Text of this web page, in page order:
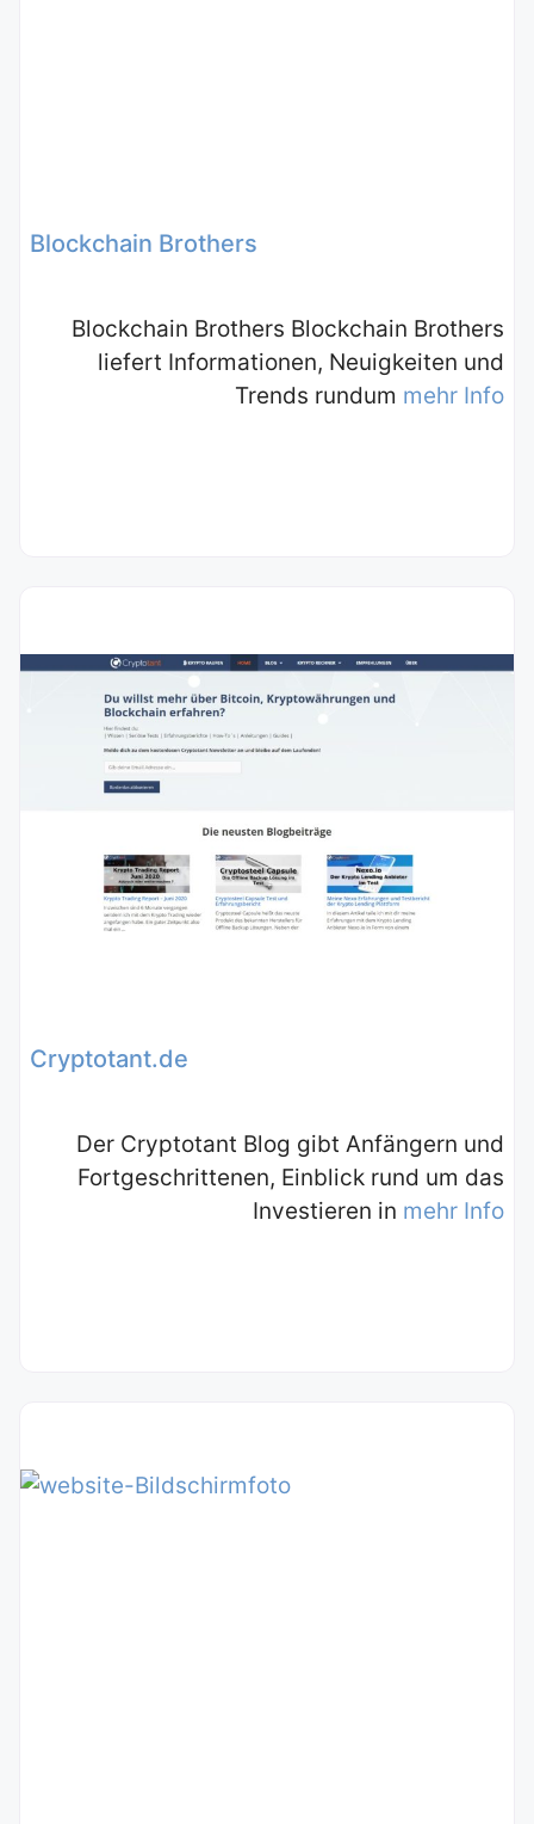
Blockchain Brothers
Blockchain Brothers Blockchain Brothers
liefert Informationen, Neuigkeiten und
Trends rundum mehr Info
Cryptotant.de
Der Cryptotant Blog gibt Anfängern und
Fortgeschrittenen, Einblick rund um das
Investieren in mehr Info